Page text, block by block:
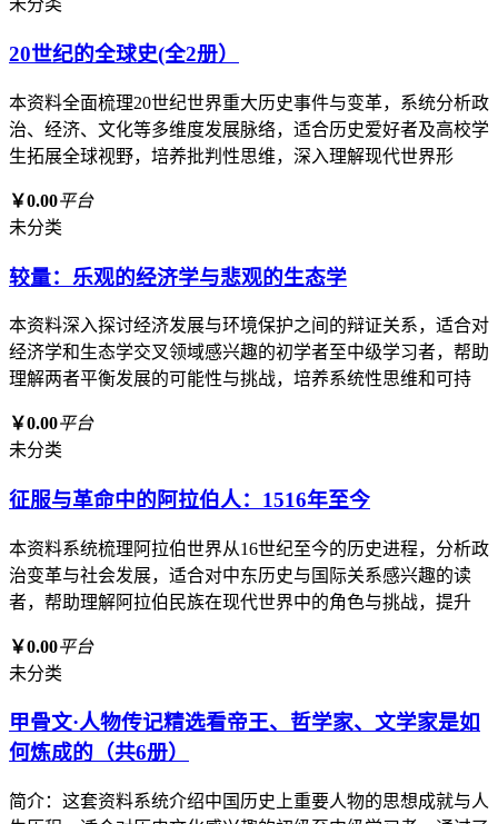
未分类
20世纪的全球史(全2册）
本资料全面梳理20世纪世界重大历史事件与变革，系统分析政
治、经济、文化等多维度发展脉络，适合历史爱好者及高校学
生拓展全球视野，培养批判性思维，深入理解现代世界形
￥0.00平台
未分类
较量：乐观的经济学与悲观的生态学
本资料深入探讨经济发展与环境保护之间的辩证关系，适合对
经济学和生态学交叉领域感兴趣的初学者至中级学习者，帮助
理解两者平衡发展的可能性与挑战，培养系统性思维和可持
￥0.00平台
未分类
征服与革命中的阿拉伯人：1516年至今
本资料系统梳理阿拉伯世界从16世纪至今的历史进程，分析政
治变革与社会发展，适合对中东历史与国际关系感兴趣的读
者，帮助理解阿拉伯民族在现代世界中的角色与挑战，提升
￥0.00平台
未分类
甲骨文·人物传记精选看帝王、哲学家、文学家是如
何炼成的（共6册）
简介：这套资料系统介绍中国历史上重要人物的思想成就与人